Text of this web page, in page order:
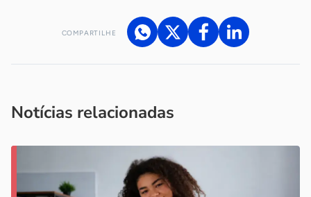
COMPARTILHE
Notícias relacionadas